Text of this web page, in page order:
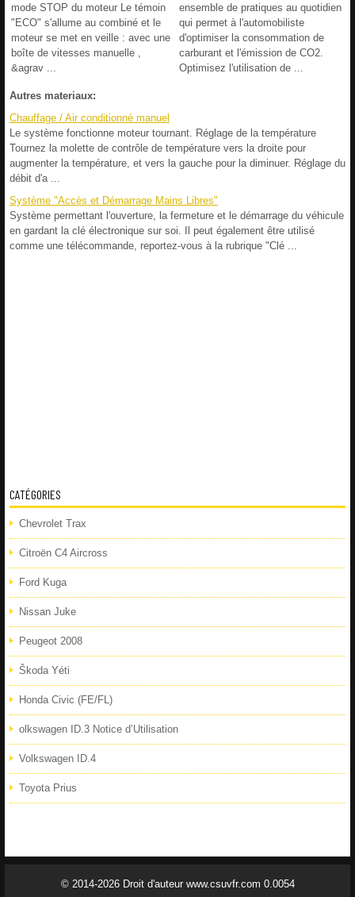
mode STOP du moteur Le témoin
"ECO" s'allume au combiné et le
moteur se met en veille : avec une
boîte de vitesses manuelle ,
&agrav ...
ensemble de pratiques au quotidien
qui permet à l'automobiliste
d'optimiser la consommation de
carburant et l'émission de CO2.
Optimisez l'utilisation de ...
Autres materiaux:
Chauffage / Air conditionné manuel
Le système fonctionne moteur tournant. Réglage de la température
Tournez la molette de contrôle de température vers la droite pour
augmenter la température, et vers la gauche pour la diminuer. Réglage du
débit d'a ...
Système "Accès et Démarrage Mains Libres"
Système permettant l'ouverture, la fermeture et le démarrage du véhicule
en gardant la clé électronique sur soi. Il peut également être utilisé
comme une télécommande, reportez-vous à la rubrique "Clé ...
CATÉGORIES
Chevrolet Trax
Citroën C4 Aircross
Ford Kuga
Nissan Juke
Peugeot 2008
Škoda Yéti
Honda Civic (FE/FL)
olkswagen ID.3 Notice d’Utilisation
Volkswagen ID.4
Toyota Prius
© 2014-2026 Droit d'auteur www.csuvfr.com 0.0054